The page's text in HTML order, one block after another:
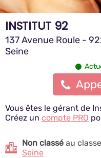
INSTITUT 92
137 Avenue Roule -
Seine
Vous êtes le gérant de
Créez un compte PRO
Non classéau
Seine